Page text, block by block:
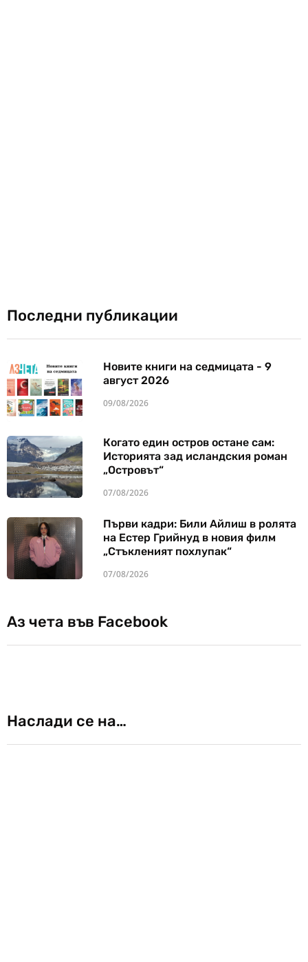
Последни публикации
Новите книги на седмицата - 9
август 2026
09/08/2026
Когато един остров остане сам:
Историята зад исландския роман
„Островът“
07/08/2026
Първи кадри: Били Айлиш в ролята
на Естер Грийнуд в новия филм
„Стъкленият похлупак“
07/08/2026
Аз чета във Facebook
Наслади се на…